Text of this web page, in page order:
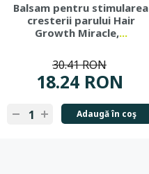
Balsam pentru stimularea
cresterii parului Hair
Growth Miracle,...
18.24 RON
30.41 RON
Adaugă în coş